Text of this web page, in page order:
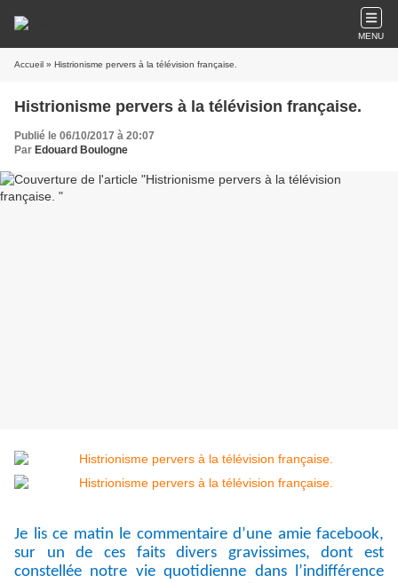
MENU
Accueil » Histrionisme pervers à la télévision française.
Histrionisme pervers à la télévision française.
Publié le 06/10/2017 à 20:07
Par Edouard Boulogne
Je lis ce matin le commentaire d’une amie facebook,
sur un de ces faits divers gravissimes, dont est
constellée notre vie quotidienne dans l’indifférence